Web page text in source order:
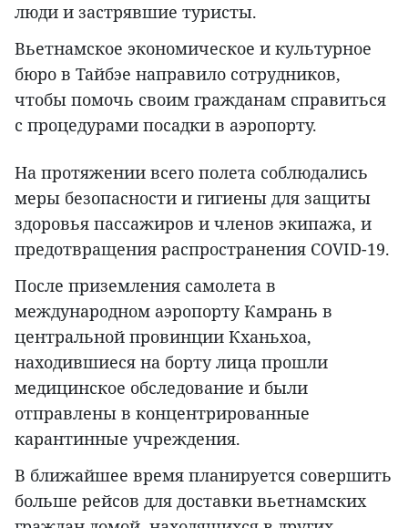
люди и застрявшие туристы.
Вьетнамское экономическое и культурное
бюро в Тайбэе направило сотрудников,
чтобы помочь своим гражданам справиться
с процедурами посадки в аэропорту.
На протяжении всего полета соблюдались
меры безопасности и гигиены для защиты
здоровья пассажиров и членов экипажа, и
предотвращения распространения COVID-19.
После приземления самолета в
международном аэропорту Камрань в
центральной провинции Кханьхоа,
находившиеся на борту лица прошли
медицинское обследование и были
отправлены в концентрированные
карантинные учреждения.
В ближайшее время планируется совершить
больше рейсов для доставки вьетнамских